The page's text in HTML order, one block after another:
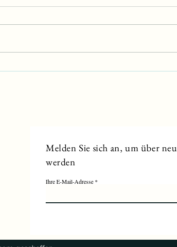
Melden Sie sich an, um über
werden
Ihre E-Mail-Adresse